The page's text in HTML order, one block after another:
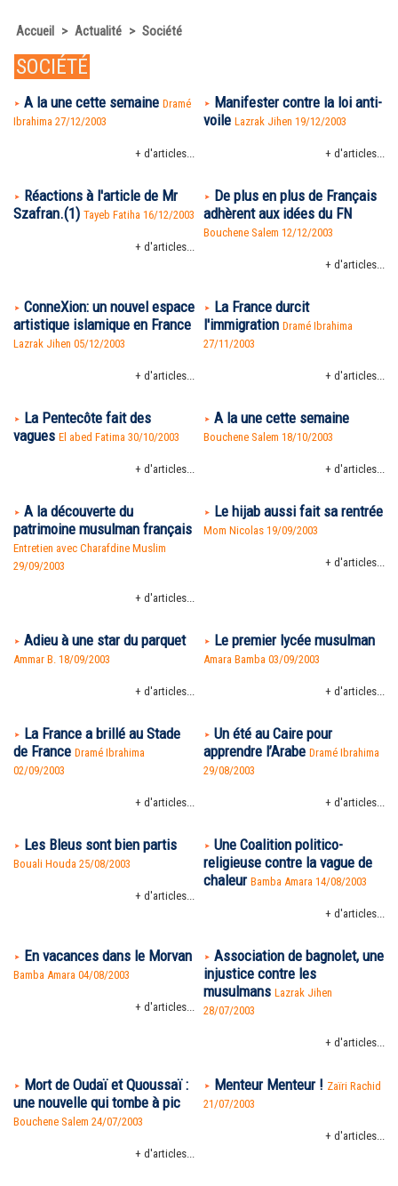
Accueil > Actualité > Société
SOCIÉTÉ
A la une cette semaine Dramé
Ibrahima 27/12/2003
+ d'articles...
Manifester contre la loi anti-
voile Lazrak Jihen 19/12/2003
+ d'articles...
Réactions à l'article de Mr
Szafran.(1) Tayeb Fatiha 16/12/2003
+ d'articles...
De plus en plus de Français
adhèrent aux idées du FN
Bouchene Salem 12/12/2003
+ d'articles...
ConneXion: un nouvel espace
artistique islamique en France
Lazrak Jihen 05/12/2003
+ d'articles...
La France durcit
l'immigration Dramé Ibrahima
27/11/2003
+ d'articles...
La Pentecôte fait des
vagues El abed Fatima 30/10/2003
+ d'articles...
A la une cette semaine
Bouchene Salem 18/10/2003
+ d'articles...
A la découverte du
patrimoine musulman français
Entretien avec Charafdine Muslim
29/09/2003
+ d'articles...
Le hijab aussi fait sa rentrée
Mom Nicolas 19/09/2003
+ d'articles...
Adieu à une star du parquet
Ammar B. 18/09/2003
+ d'articles...
Le premier lycée musulman
Amara Bamba 03/09/2003
+ d'articles...
La France a brillé au Stade
de France Dramé Ibrahima
02/09/2003
+ d'articles...
Un été au Caire pour
apprendre l’Arabe Dramé Ibrahima
29/08/2003
+ d'articles...
Les Bleus sont bien partis
Bouali Houda 25/08/2003
+ d'articles...
Une Coalition politico-
religieuse contre la vague de
chaleur Bamba Amara 14/08/2003
+ d'articles...
En vacances dans le Morvan
Bamba Amara 04/08/2003
+ d'articles...
Association de bagnolet, une
injustice contre les
musulmans Lazrak Jihen
28/07/2003
+ d'articles...
Mort de Oudaï et Quoussaï :
une nouvelle qui tombe à pic
Bouchene Salem 24/07/2003
+ d'articles...
Menteur Menteur ! Zaïri Rachid
21/07/2003
+ d'articles...